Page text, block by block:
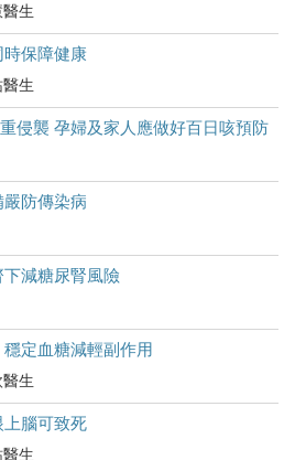
生
保障健康
生
侵襲 孕婦及家人應做好百日咳預防
防傳染病
減糖尿腎風險
定血糖減輕副作用
生
上腦可致死
生